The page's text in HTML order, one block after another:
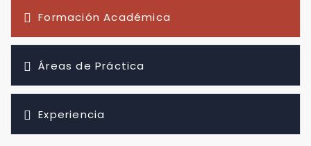
Formación Académica
Áreas de Práctica
Experiencia